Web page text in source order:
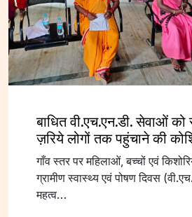
बाधित वी.एच.एन.डी. सेवाओं को स्वास्थ्य कैंप के
ज़रिये लोगों तक पहुंचाने की
गाँव स्तर पर महिलाओं, बच्चों एवं
ग्रामीण स्वास्थ्य एवं पोषण दिवस
महत्व…